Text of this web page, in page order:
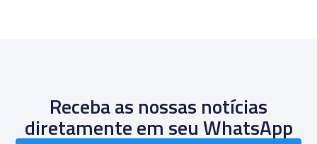
Receba as nossas notícias
diretamente em seu WhatsApp